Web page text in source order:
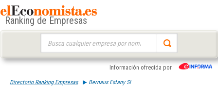
Ranking de Empresas
Información ofrecida por
Directorio Ranking Empresas Bernaus Estany Sl